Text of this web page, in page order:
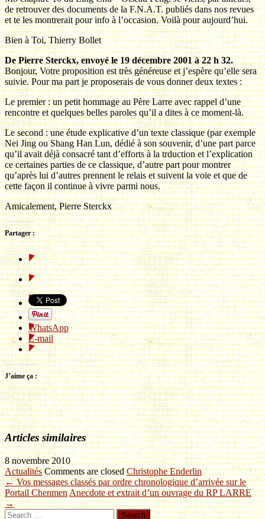
de retrouver des documents de la F.N.A.T. publiés dans nos revues
et te les montrerait pour info à l’occasion. Voilà pour aujourd’hui.
Bien à Toi, Thierry Bollet
De Pierre Sterckx, envoyé le 19 décembre 2001 à 22 h 32.
Bonjour, Votre proposition est très généreuse et j’espère qu’elle sera
suivie. Pour ma part je proposerais de vous donner deux textes :
Le premier : un petit hommage au Père Larre avec rappel d’une
rencontre et quelques belles paroles qu’il a dites à ce moment-là.
Le second : une étude explicative d’un texte classique (par exemple
Nei Jing ou Shang Han Lun, dédié à son souvenir, d’une part parce
qu’il avait déjà consacré tant d’efforts à la trduction et l’explication
ce certaines parties de ce classique, d’autre part pour montrer
qu’après lui d’autres prennent le relais et suivent la voie et que de
cette façon il continue à vivre parmi nous.
Amicalement, Pierre Sterckx
Partager :
WhatsApp
E-mail
J’aime ça :
Articles similaires
8 novembre 2010
Actualités Comments are closed Christophe Enderlin
← Vos messages classés par ordre chronologique d’arrivée sur le
Portail ChenmenAnecdote et extrait d’un ouvrage du RP LARRE
→
Search